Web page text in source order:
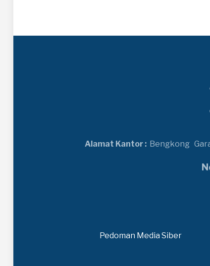
Alamat Kantor : Bengkong
Pedoman Media Siber